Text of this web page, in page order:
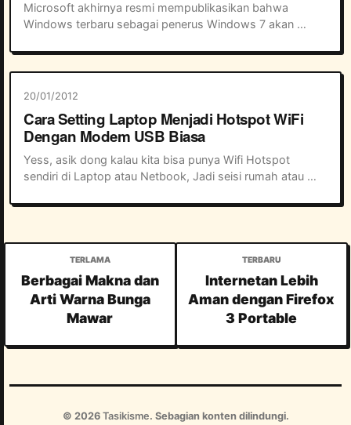
Microsoft akhirnya resmi mempublikasikan bahwa
Windows terbaru sebagai penerus Windows 7 akan
dan Windows 8 Pro. Seperti kita ketahui Windows ...
20/01/2012
Cara Setting Laptop Menjadi Hotspot WiFi
Dengan Modem USB Biasa
Yess, asik dong kalau kita bisa punya Wifi Hotspot
sendiri di Laptop atau Netbook, Jadi seisi rumah atau
Wifi yang dipancarkan dari laptop kita....
Berbagai Makna dan
Arti Warna Bunga
Mawar
Internetan Lebih
Aman dengan Firefox
3 Portable
© 2026 Tasikisme. Sebagian konten dilindungi.